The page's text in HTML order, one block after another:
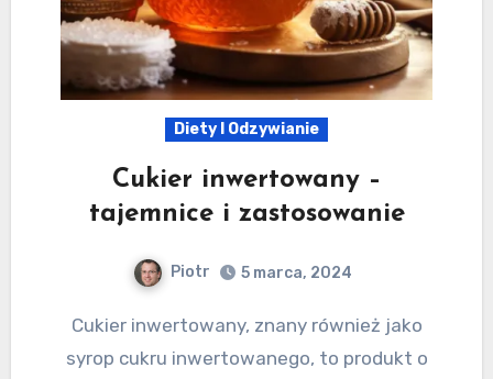
Diety I Odzywianie
Cukier inwertowany –
tajemnice i zastosowanie
Piotr 5 marca, 2024
Cukier inwertowany, znany również jako
syrop cukru inwertowanego, to produkt o